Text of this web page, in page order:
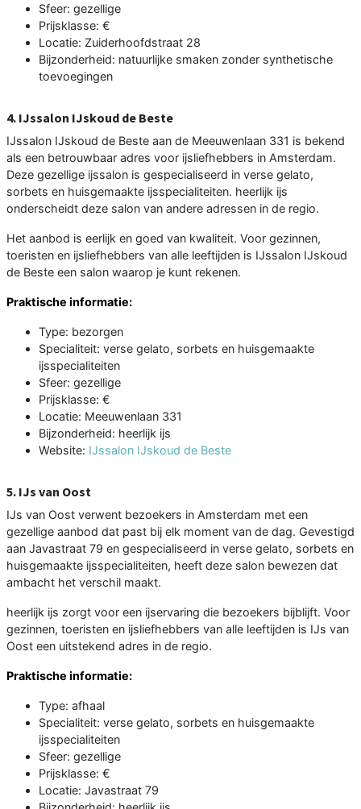
Sfeer: gezellige
Prijsklasse: €
Locatie: Zuiderhoofdstraat 28
Bijzonderheid: natuurlijke smaken zonder synthetische
toevoegingen
4. IJssalon IJskoud de Beste
IJssalon IJskoud de Beste aan de Meeuwenlaan 331 is bekend
als een betrouwbaar adres voor ijsliefhebbers in Amsterdam.
Deze gezellige ijssalon is gespecialiseerd in verse gelato,
sorbets en huisgemaakte ijsspecialiteiten. heerlijk ijs
onderscheidt deze salon van andere adressen in de regio.
Het aanbod is eerlijk en goed van kwaliteit. Voor gezinnen,
toeristen en ijsliefhebbers van alle leeftijden is IJssalon IJskoud
de Beste een salon waarop je kunt rekenen.
Praktische informatie:
Type: bezorgen
Specialiteit: verse gelato, sorbets en huisgemaakte
ijsspecialiteiten
Sfeer: gezellige
Prijsklasse: €
Locatie: Meeuwenlaan 331
Bijzonderheid: heerlijk ijs
Website: IJssalon IJskoud de Beste
5. IJs van Oost
IJs van Oost verwent bezoekers in Amsterdam met een
gezellige aanbod dat past bij elk moment van de dag. Gevestigd
aan Javastraat 79 en gespecialiseerd in verse gelato, sorbets en
huisgemaakte ijsspecialiteiten, heeft deze salon bewezen dat
ambacht het verschil maakt.
heerlijk ijs zorgt voor een ijservaring die bezoekers bijblijft. Voor
gezinnen, toeristen en ijsliefhebbers van alle leeftijden is IJs van
Oost een uitstekend adres in de regio.
Praktische informatie:
Type: afhaal
Specialiteit: verse gelato, sorbets en huisgemaakte
ijsspecialiteiten
Sfeer: gezellige
Prijsklasse: €
Locatie: Javastraat 79